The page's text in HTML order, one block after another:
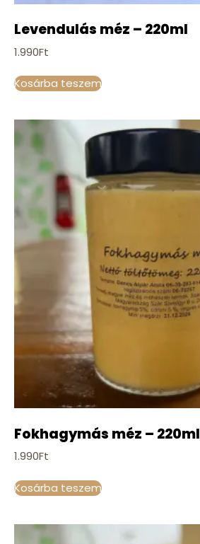
Levendulás méz – 220ml
1.990Ft
Kosárba teszem
Fokhagymás méz – 220ml
1.990Ft
Kosárba teszem